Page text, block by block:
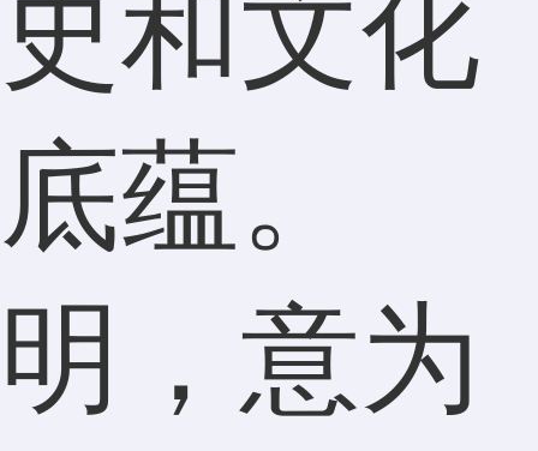
史和文化
底蕴。
明，意为